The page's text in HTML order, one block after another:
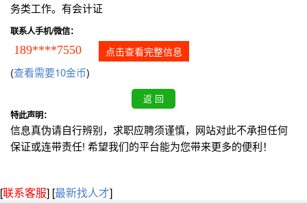
务类工作。有会计证
联系人手机/微信：
189****7550 点击查看完整信息
(查看需要10金币)
特此声明：
信息真伪请自行辨别，求职应聘须谨慎，网站对此不承担任何
保证或连带责任! 希望我们的平台能为您带来更多的便利！
[联系客服] [最新找人才]